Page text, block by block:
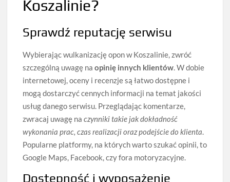
Koszalinie?
Sprawdź reputację serwisu
Wybierając wulkanizację opon w Koszalinie, zwróć
szczególną uwagę naopinię innych klientów. W dobie
internetowej, oceny i recenzje są łatwo dostępne i
mogą dostarczyć cennych informacji na temat jakości
usług danego serwisu. Przeglądając komentarze,
zwracaj uwagę naczynniki takie jak dokładność
wykonania prac, czas realizacji oraz podejście do klienta.
Popularne platformy, na których warto szukać opinii, to
Google Maps, Facebook, czy fora motoryzacyjne.
Dostępność i wyposażenie